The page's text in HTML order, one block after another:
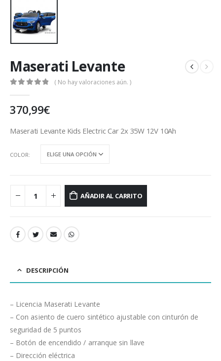
Maserati Levante
( No hay valoraciones aún. )
370,99€
Maserati Levante Kids Electric Car 2x 35W 12V 10Ah
COLOR
AÑADIR AL CARRITO
DESCRIPCIÓN
– Licencia Maserati Levante
– Con asiento de cuero sintético ajustable con cinturón de
seguridad de 5 puntos
– Botón de encendido / arranque sin llave
– Dirección eléctrica